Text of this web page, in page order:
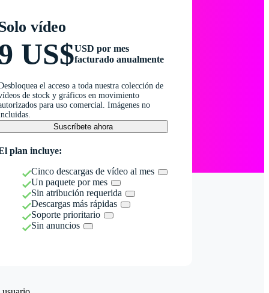
vídeo
US$USD por mes
facturado anualmente
el acceso a toda nuestra colección de
de stock y gráficos en movimiento
para uso comercial. Imágenes no
Suscríbete ahora
plan incluye:
Cinco descargas de vídeo al mes
Un paquete por mes
Sin atribución requerida
Descargas más rápidas
Soporte prioritario
Sin anuncios